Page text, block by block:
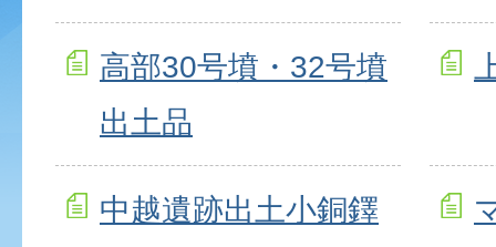
高部30号墳・32号墳
出土品
中越遺跡出土小銅鐸